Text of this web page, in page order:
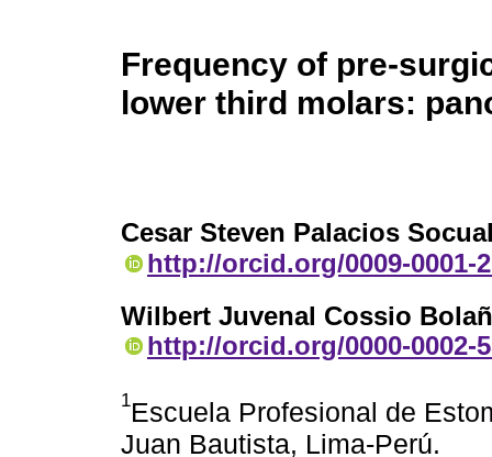
Frequency of pre-
lower third molars:
Cesar Steven Palacios
http://orcid.org/0009-0001-
Wilbert Juvenal Cossio
http://orcid.org/0000-0002-
1Escuela Profesional de
Juan Bautista, Lima-Perú.